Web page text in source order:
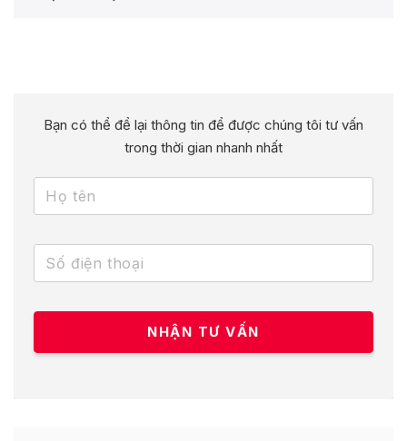
Bạn có thể để lại thông tin để được chúng tôi tư vấn
trong thời gian nhanh nhất